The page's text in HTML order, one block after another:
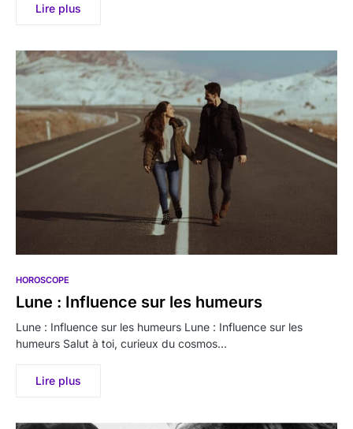
Lire plus
HOROSCOPE
Lune : Influence sur les humeurs
Lune : Influence sur les humeurs Lune : Influence sur les
humeurs Salut à toi, curieux du cosmos…
Lire plus